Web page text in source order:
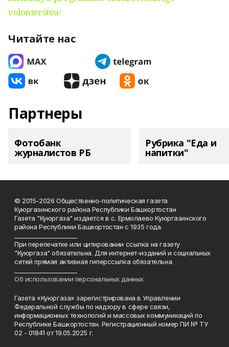
volonterstva/
Читайте нас
Партнеры
Фотобанк
журналистов РБ
Рубрика "Еда и
напитки"
© 2015-2026 Общественно-политическая газета
Куюргазинского района Республики Башкортостан
Газета "Куюргаза" издается в с. Ермолаево Куюргазинского
района Республики Башкортостан с 1935 года.
При перепечатке или цитировании ссылка на газету
"Куюргаза" обязательна. Для интернет-изданий и социальных
сетей прямая активная гиперссылка обязательна.
Об использовании персональных данных
Газета «Куюргаза» зарегистрирована в Управлении
Федеральной службы по надзору в сфере связи,
информационных технологий и массовых коммуникаций по
Республике Башкортостан. Регистрационный номер ПИ № ТУ
02 - 01841 от 19.05.2025 г.